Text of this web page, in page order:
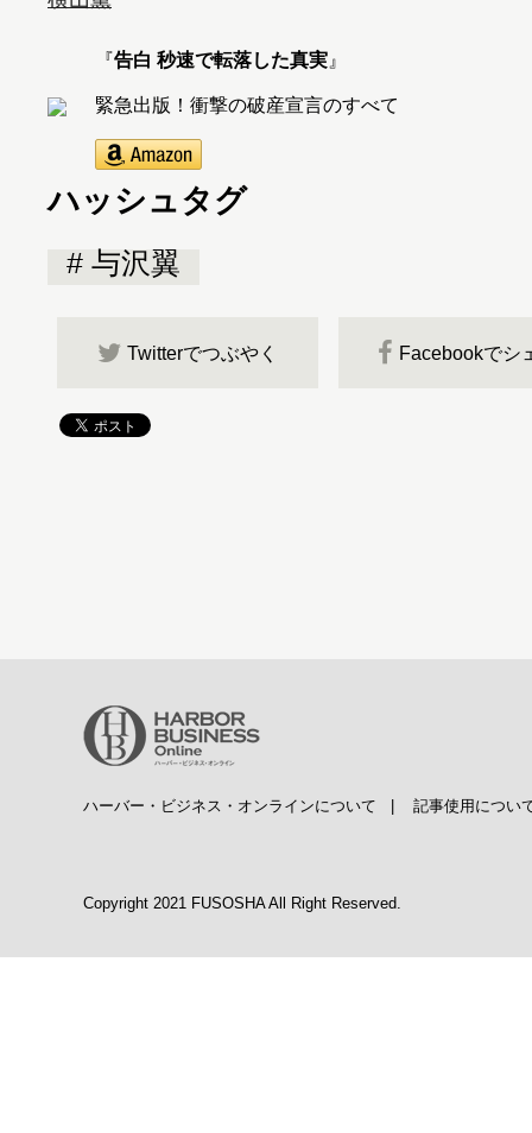
『告白 秒速で転落した真実 』
緊急出版！衝撃の破産宣言のすべて
ハッシュタグ
与沢翼
Twitterでつぶやく Facebookでシ
ハーバー・ビジネス・オンラインについて 記事使用につい
Copyright 2021 FUSOSHA All Right Reserved.